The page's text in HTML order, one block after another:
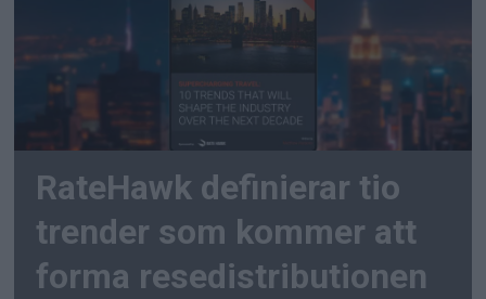
RateHawk definierar tio
trender som kommer att
forma resedistributionen